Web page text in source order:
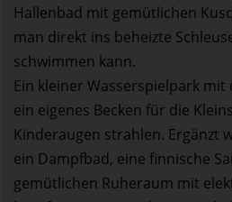
Hallenbad mit gemütlichen
man direkt ins beheizte
schwimmen kann.
Ein kleiner Wasserspielpark mit
ein eigenes Becken für die
Kinderaugen strahlen. Ergänzt
ein Dampfbad, eine finnische
gemütlichen Ruheraum mit